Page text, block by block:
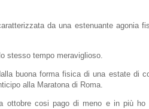
da una estenuante agonia
stesso tempo meraviglioso.
buona forma fisica di una estate di
alla Maratona di Roma.
ottobre cosi pago di meno e in più ho